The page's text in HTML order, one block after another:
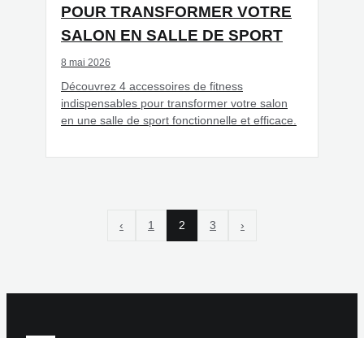
POUR TRANSFORMER VOTRE
SALON EN SALLE DE SPORT
8 mai 2026
Découvrez 4 accessoires de fitness
indispensables pour transformer votre salon
en une salle de sport fonctionnelle et efficace.
‹ 1 2 3 ›